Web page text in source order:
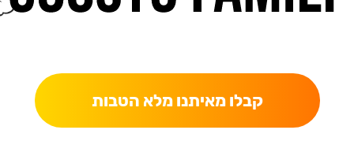
קבלו מאיתנו מלא הטבות